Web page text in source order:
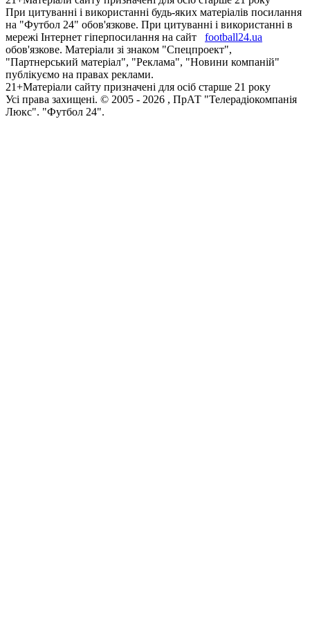
При цитуванні і використанні будь-яких матеріалів посилання
на "Футбол 24" обов'язкове. При цитуванні і використанні в
мережі Інтернет гіперпосилання на сайт
football24.ua
обов'язкове. Матеріали зі знаком "Спецпроект",
"Партнерський матеріал", "Реклама", "Новини компаній"
публікуємо на правах реклами.
21+Матеріали сайту призначені для осіб старше 21 року
Усi права захищенi. © 2005 - 2026 , ПрАТ "Телерадіокомпанія
Люкс". "Футбол 24".